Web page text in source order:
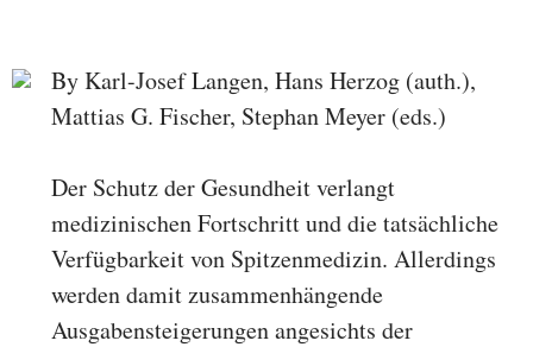
By Karl-Josef Langen, Hans Herzog (auth.),
Mattias G. Fischer, Stephan Meyer (eds.)
Der Schutz der Gesundheit verlangt
medizinischen Fortschritt und die tatsächliche
Verfügbarkeit von Spitzenmedizin. Allerdings
werden damit zusammenhängende
Ausgabensteigerungen angesichts der